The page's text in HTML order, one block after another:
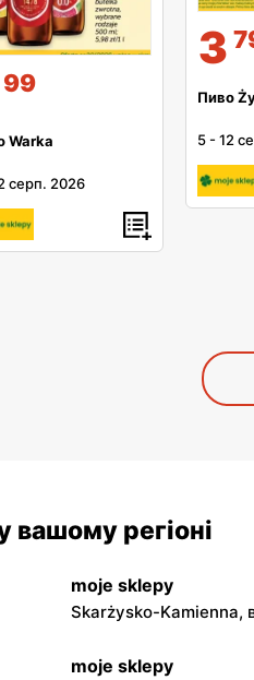
99
Warka
серп. 2026
3
Пиво
5 -12
вашому регіоні
moje sklepy
Skarżysko-Kamienna,
moje sklepy